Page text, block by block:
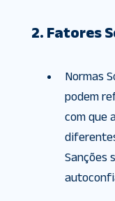
2. Fatores
Normas
podem
com que
Sanções